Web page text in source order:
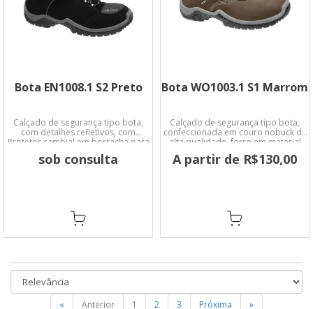
Bota EN1008.1 S2 Preto
Calçado de segurança tipo bota,
com detalhes refletivos, com
Protetor cambial em borracha para
evitar desgaste da microfibra.
sob consulta
Bota WO1003.1 S1 Marrom
Calçado de segurança tipo bota,
confeccionada em couro nobuck de
alta qualidade, forro em material
não tecido, colarinho acolchoado.
A partir de R$130,00
« Anterior 1 2 3 Próxima »